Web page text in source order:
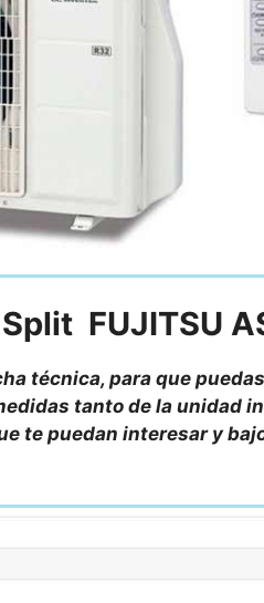
FUJITSU
técnica, para que
tanto de la unidad
te puedan interesar y